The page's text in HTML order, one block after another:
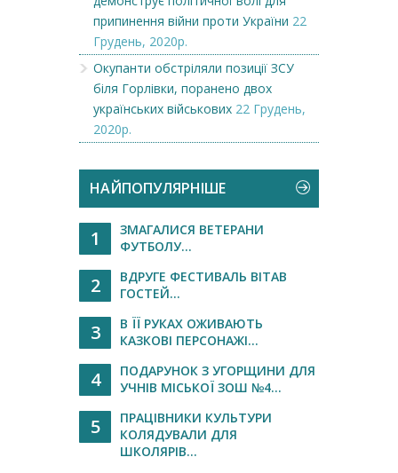
припинення війни проти України 22
Грудень, 2020р.
Окупанти обстріляли позиції ЗСУ
біля Горлівки, поранено двох
українських військових 22 Грудень,
2020р.
НАЙПОПУЛЯРНІШЕ
1
ЗМАГАЛИСЯ ВЕТЕРАНИ
ФУТБОЛУ...
2
ВДРУГЕ ФЕСТИВАЛЬ ВІТАВ
ГОСТЕЙ...
3
В ЇЇ РУКАХ ОЖИВАЮТЬ
КАЗКОВІ ПЕРСОНАЖІ...
4
ПОДАРУНОК З УГОРЩИНИ ДЛЯ
УЧНІВ МІСЬКОЇ ЗОШ №4...
5
ПРАЦІВНИКИ КУЛЬТУРИ
КОЛЯДУВАЛИ ДЛЯ
ШКОЛЯРІВ...